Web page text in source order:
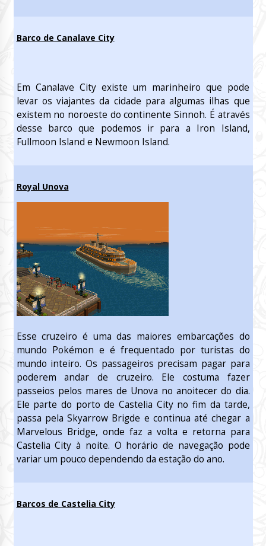
Barco de Canalave City
Em Canalave City existe um marinheiro que pode
levar os viajantes da cidade para algumas ilhas que
existem no noroeste do continente Sinnoh. É através
desse barco que podemos ir para a Iron Island,
Fullmoon Island e Newmoon Island.
Royal Unova
Esse cruzeiro é uma das maiores embarcações do
mundo Pokémon e é frequentado por turistas do
mundo inteiro. Os passageiros precisam pagar para
poderem andar de cruzeiro. Ele costuma fazer
passeios pelos mares de Unova no anoitecer do dia.
Ele parte do porto de Castelia City no fim da tarde,
passa pela Skyarrow Brigde e continua até chegar a
Marvelous Bridge, onde faz a volta e retorna para
Castelia City à noite. O horário de navegação pode
variar um pouco dependendo da estação do ano.
Barcos de Castelia City